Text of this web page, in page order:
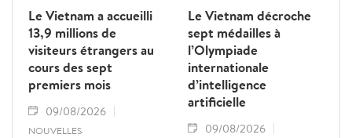
Le Vietnam a accueilli
13,9 millions de
visiteurs étrangers au
cours des sept
premiers mois
09/08/2026
NOUVELLES
Le Vietnam décroche
sept médailles à
l’Olympiade
internationale
d’intelligence
artificielle
09/08/2026